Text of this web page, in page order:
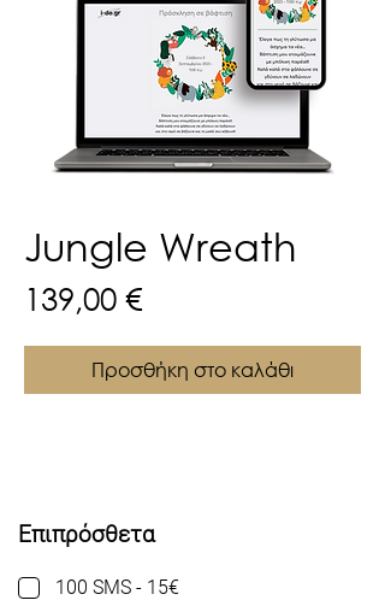
Jungle Wreath
139,00 €Τιμή
Προσθήκη στο καλάθι
Επιπρόσθετα
100 SMS - 15€